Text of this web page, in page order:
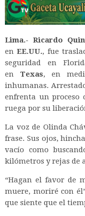
Lima.- Ricardo
en EE.UU., fue
seguridad en
enTexas, en
inhumanas.
enfrenta un proceso
ruega por su
La voz de Olinda
frase. Sus ojos,
vacío como
kilómetros y rejas de
“Hagan el favor de
muere, moriré con
que siente que el